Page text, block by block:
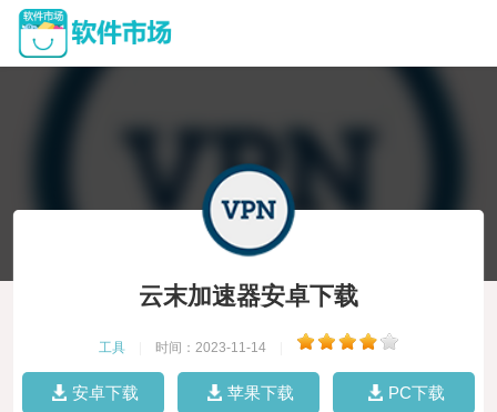
云末加速器安卓下载
工具 时间：2023-11-14
安卓下载 苹果下载 PC下载